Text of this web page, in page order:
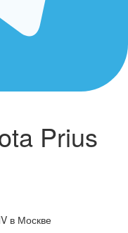
Prius
в Москве